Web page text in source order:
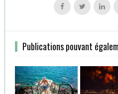
Follow
us
Follow
us us
Publications pouvant